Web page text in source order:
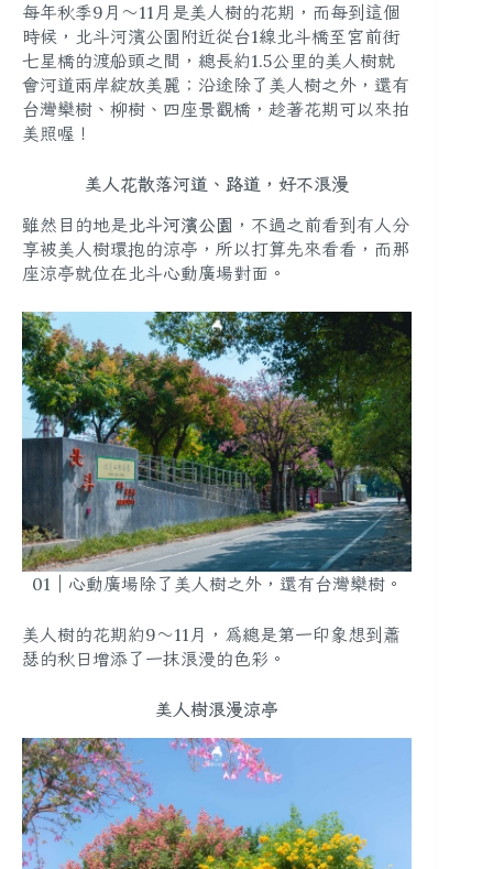
每年秋季9月～11月是美人樹的花期，而每到這個
時候，北斗河濱公園附近從台1線北斗橋至宮前街
七星橋的渡船頭之間，總長約1.5公里的美人樹就
會河道兩岸綻放美麗；沿途除了美人樹之外，還有
台灣欒樹、柳樹、四座景觀橋，趁著花期可以來拍
美照喔！
美人花散落河道、路道，好不浪漫
雖然目的地是北斗河濱公園 ，不過之前看到有人分
享被美人樹環抱的涼亭，所以打算先來看看，而那
座涼亭就位在北斗心動廣場對面。
01｜心動廣場除了美人樹之外，還有台灣欒樹。
美人樹的花期約9～11月，為總是第一印象想到蕭
瑟的秋日增添了一抹浪漫的色彩。
美人樹浪漫涼亭